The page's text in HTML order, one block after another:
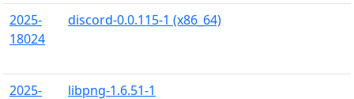
2025-
18024
discord-0.0.115-1 (x86_64)
2025-
libpng-1.6.51-1